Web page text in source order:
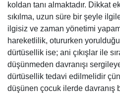
koldan tanı almaktadır. Dikkat
sıkılma, uzun süre bir şeyle
ilgisiz ve zaman yönetimi
hareketlilik, otururken
dürtüsellik ise; ani çıkışlar ile
düşünmeden davranışı
dürtüsellik tedavi edilmelidir
düşünen çocuk ilerde davranış